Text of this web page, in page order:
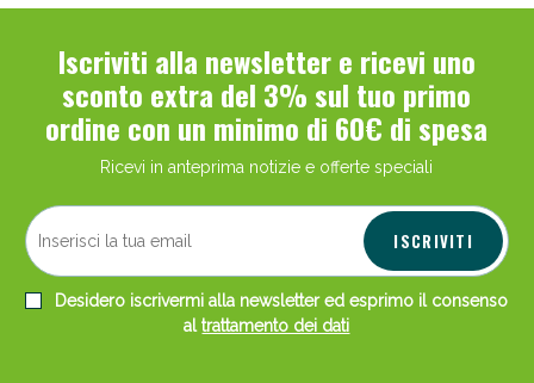
Iscriviti alla newsletter e ricevi uno
sconto extra del 3% sul tuo primo
ordine con un minimo di 60€ di spesa
Ricevi in anteprima notizie e offerte speciali
ISCRIVITI
Desidero iscrivermi alla newsletter ed esprimo il consenso
altrattamento dei dati